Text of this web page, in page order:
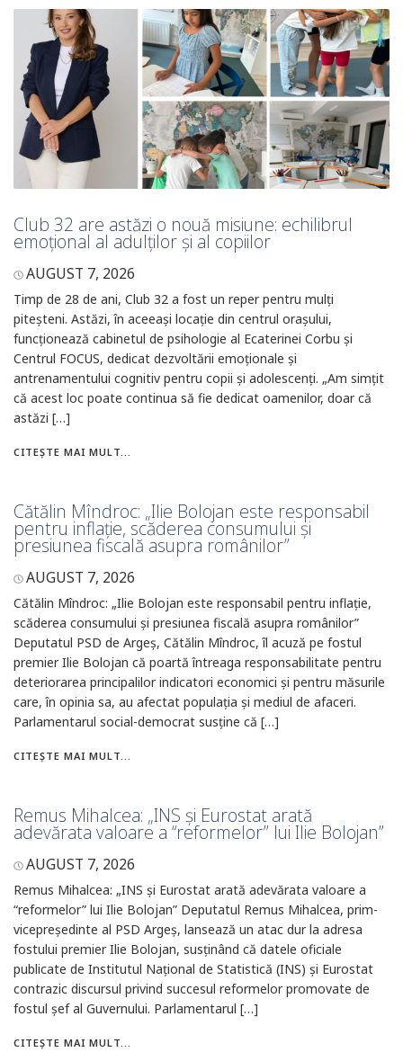
Club 32 are astăzi o nouă misiune: echilibrul
emoțional al adulților și al copiilor
AUGUST 7, 2026
Timp de 28 de ani, Club 32 a fost un reper pentru mulți
piteșteni. Astăzi, în aceeași locație din centrul orașului,
funcționează cabinetul de psihologie al Ecaterinei Corbu și
Centrul FOCUS, dedicat dezvoltării emoționale și
antrenamentului cognitiv pentru copii și adolescenți. „Am simțit
că acest loc poate continua să fie dedicat oamenilor, doar că
astăzi […]
CITEȘTE MAI MULT...
Cătălin Mîndroc: „Ilie Bolojan este responsabil
pentru inflație, scăderea consumului și
presiunea fiscală asupra românilor”
AUGUST 7, 2026
Cătălin Mîndroc: „Ilie Bolojan este responsabil pentru inflație,
scăderea consumului și presiunea fiscală asupra românilor”
Deputatul PSD de Argeș, Cătălin Mîndroc, îl acuză pe fostul
premier Ilie Bolojan că poartă întreaga responsabilitate pentru
deteriorarea principalilor indicatori economici și pentru măsurile
care, în opinia sa, au afectat populația și mediul de afaceri.
Parlamentarul social-democrat susține că […]
CITEȘTE MAI MULT...
Remus Mihalcea: „INS și Eurostat arată
adevărata valoare a “reformelor” lui Ilie Bolojan”
AUGUST 7, 2026
Remus Mihalcea: „INS și Eurostat arată adevărata valoare a
“reformelor” lui Ilie Bolojan” Deputatul Remus Mihalcea, prim-
vicepreședinte al PSD Argeș, lansează un atac dur la adresa
fostului premier Ilie Bolojan, susținând că datele oficiale
publicate de Institutul Național de Statistică (INS) și Eurostat
contrazic discursul privind succesul reformelor promovate de
fostul șef al Guvernului. Parlamentarul […]
CITEȘTE MAI MULT...